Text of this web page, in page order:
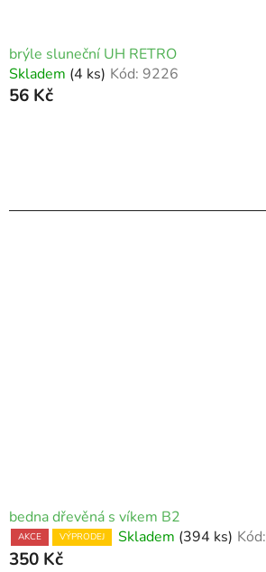
brýle sluneční UH RETRO
Skladem (4 ks) Kód: 9226
56 Kč
bedna dřevěná s víkem B2
AKCE VÝPRODEJ Skladem (394 ks) Kód:
350 Kč